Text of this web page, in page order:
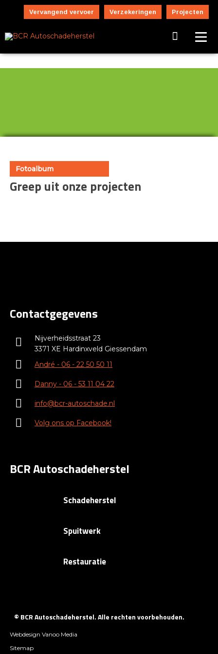
Vervangend vervoer Verzekeringen Projecten
Fotoalbum
Greep uit onze projecten
Contactgegevens
Nijverheidsstraat 23
3371 XE Hardinxveld Giessendam
André - 06 - 22 50 50 11
Danny - 06 - 53 11 04 22
info@bcr-autoschade.nl
Volg ons op Facebook!
BCR Autoschadeherstel
Schadeherstel
Spuitwerk
Restauratie
© BCR Autoschadeherstel. Alle rechten voorbehouden.
Webdesign Vanoo Media
Sitemap